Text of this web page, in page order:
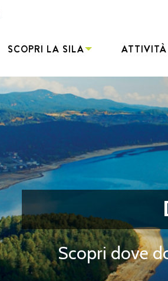
SCOPRI LA SILA ATTIVITÀ
Scopri dove